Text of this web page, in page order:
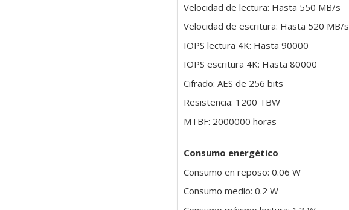
Velocidad de lectura: Hasta 550 MB/s
Velocidad de escritura: Hasta 520 MB/s
IOPS lectura 4K: Hasta 90000
IOPS escritura 4K: Hasta 80000
Cifrado: AES de 256 bits
Resistencia: 1200 TBW
MTBF: 2000000 horas
Consumo energético
Consumo en reposo: 0.06 W
Consumo medio: 0.2 W